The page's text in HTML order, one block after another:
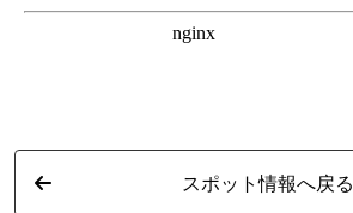
スポット情報へ戻る